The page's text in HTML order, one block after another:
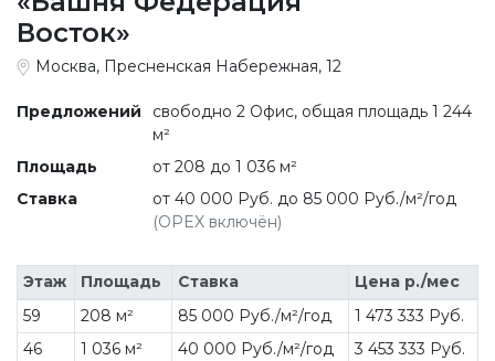
Восток»
Москва, Пресненская Набережная, 12
Предложений
свободно 2 Офис, общая площадь 1 244
м²
Площадь
от 208 до 1 036 м²
Ставка
от 40 000 Руб. до 85 000 Руб./м²/год
(OPEX включён)
Этаж Площадь Ставка
Цена р./мес
59
208 м² 85 000 Руб./м²/год
1 473 333 Руб.
46
1 036 м² 40 000 Руб./м²/год 3 453 333 Руб.